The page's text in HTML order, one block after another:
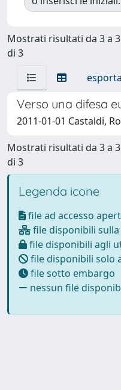
Mostrati risultati da 3 a 3
di 3
Verso una difesa
2011-01-01 Castaldi,
Mostrati risultati da 3 a 3
di 3
Legenda icone
file ad accesso
file disponibili
file disponibili agli
file disponibili solo
file sotto embargo
nessun file